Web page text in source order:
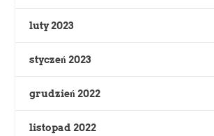
luty 2023
styczeń 2023
grudzień 2022
listopad 2022